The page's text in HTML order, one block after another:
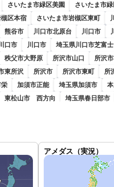
さいたま市緑区美園 さいたま市
区本宿 さいたま市岩槻区東町
熊谷市 川口市北原台 川口市
口市 川口市 埼玉県川口市芝富士
秩父市大野原 所沢市山口 所沢
東所沢 所沢市 所沢市東町 所
加須市正能 埼玉県加須市
東松山市 西方向 埼玉県春日部市
埼玉県越谷市赤山町 埼玉県戸田市本町
志木市中宗岡 新座
桶川市下日出谷 久喜駅東口
アメダス（実況）